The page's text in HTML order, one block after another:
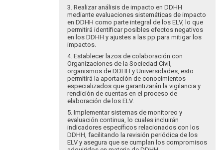
3. Realizar análisis de impacto en DDHH
mediante evaluaciones sistemáticas de impacto
en DDHH como parte integral de los ELV, lo que
permitirá identificar posibles efectos negativos
en los DDHH y ajustes a las pp para mitigar los
impactos.
4. Establecer lazos de colaboración con
Organizaciones de la Sociedad Civil,
organismos de DDHH y Universidades, esto
permitirá la aportación de conocimientos
especializados que garantizarán la vigilancia y
rendición de cuentas en el proceso de
elaboración de los ELV.
5. Implementar sistemas de monitoreo y
evaluación continua, lo cuales incluirán
indicadores específicos relacionados con los
DDHH, facilitando la revisión periódica de los
ELV y asegura que se cumplan los compromisos